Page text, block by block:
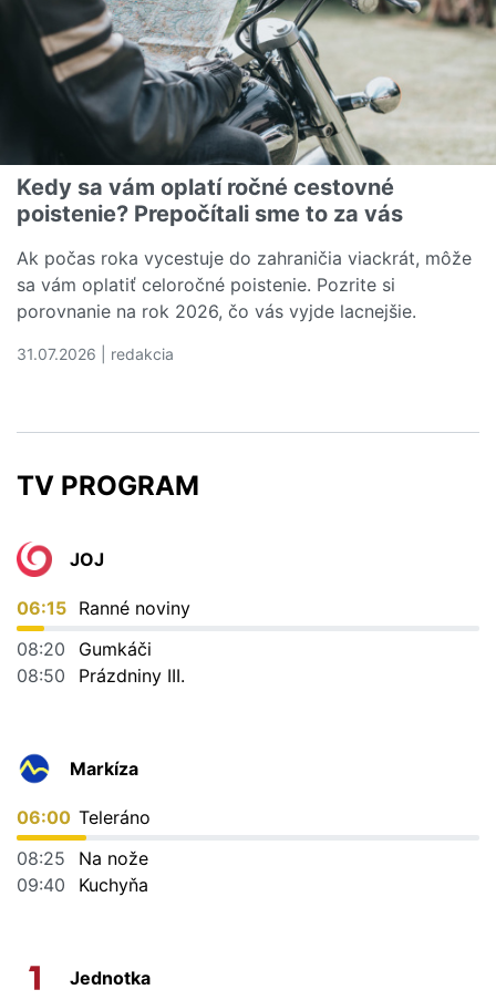
Kedy sa vám oplatí ročné cestovné
poistenie? Prepočítali sme to za vás
Ak počas roka vycestuje do zahraničia viackrát, môže
sa vám oplatiť celoročné poistenie. Pozrite si
porovnanie na rok 2026, čo vás vyjde lacnejšie.
31.07.2026 | redakcia
TV PROGRAM
JOJ
06:15 Ranné noviny
08:20
Gumkáči
08:50
Prázdniny III.
Markíza
06:00 Teleráno
08:25
Na nože
09:40
Kuchyňa
Jednotka